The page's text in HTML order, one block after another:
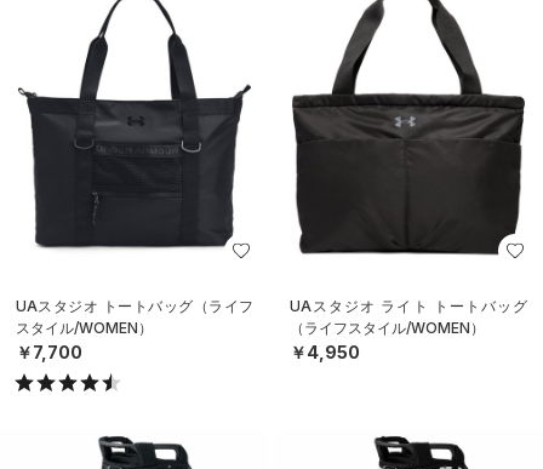
UAスタジオ トートバッグ（ライフ
スタイル/WOMEN）
￥7,700
UAスタジオ ライト トートバッグ
（ライフスタイル/WOMEN）
￥4,950